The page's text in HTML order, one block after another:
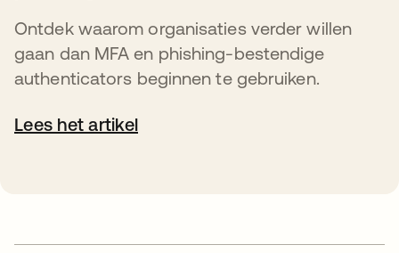
Ontdek waarom organisaties verder willen
gaan dan MFA en phishing-bestendige
authenticators beginnen te gebruiken.
Lees het artikel